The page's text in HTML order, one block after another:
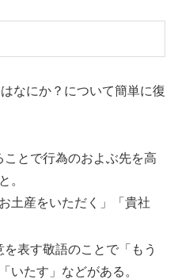
なにか？について簡単に復
とで行為のおよぶ先を高
。
土産をいただく」「貴社
表す敬語のことで「もう
いたす」などがある。